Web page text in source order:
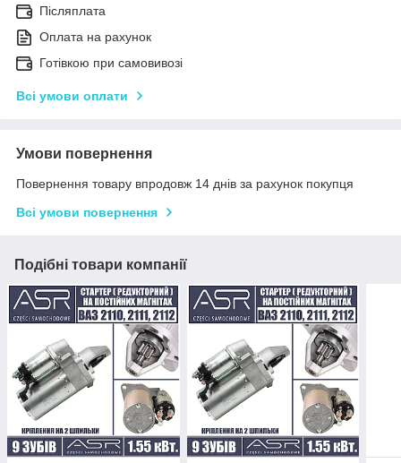
Післяплата
Оплата на рахунок
Готівкою при самовивозі
Всі умови оплати
Умови повернення
Повернення товару впродовж 14 днів за рахунок покупця
Всі умови повернення
Подібні товари компанії